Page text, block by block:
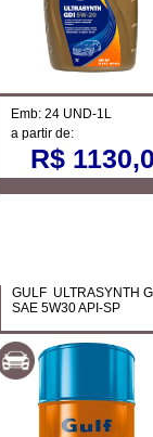
Emb: 24 UND-1L
a partir de:
R$
GULF ULTRASYNTH
SAE 5W30 API-SP